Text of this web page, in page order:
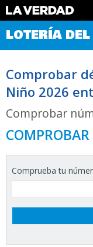
Comprobar Loteria del
Premios
Noticias
Datos
Historia
LOTERÍA
Comprobar
Niño 2026
Comprobar
Comprueba tu